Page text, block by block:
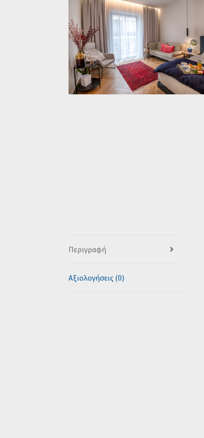
Περιγραφή
Αξιολογήσεις (0)